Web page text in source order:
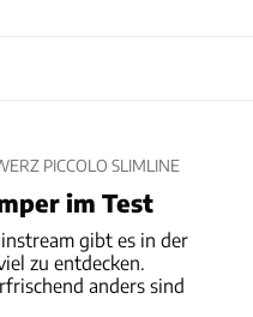
PICCOLO SLIMLINE
im Test
gibt es in der
zu entdecken.
anders sind